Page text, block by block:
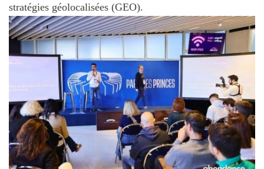
stratégies géolocalisées (GEO).